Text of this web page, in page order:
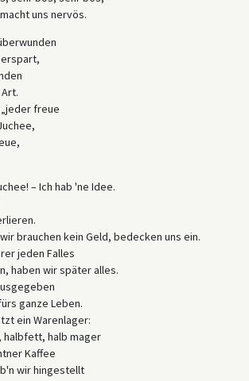
uns nervös.
„jeder freue
– Ich hab 'ne Idee.
brauchen kein Geld, bedecken uns ein.
jeden Falles
haben wir später alles.
ganze Leben.
ein Warenlager:
halbfett, halb mager
Kaffee
wir hingestellt